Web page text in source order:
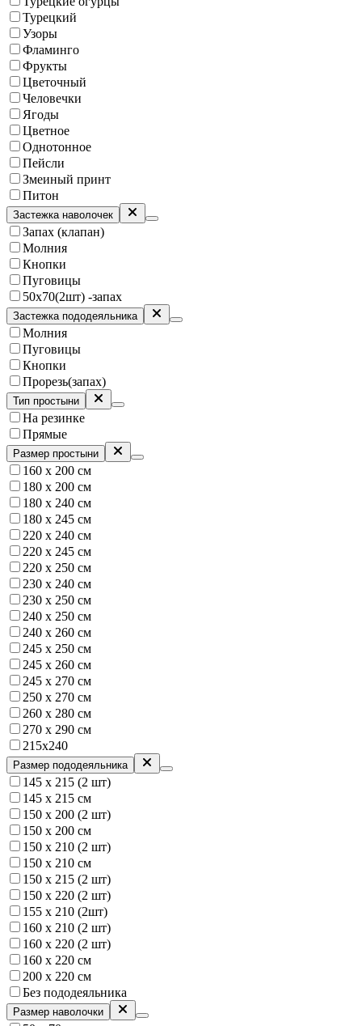
Турецкий
Узоры
Фламинго
Фрукты
Цветочный
Человечки
Ягоды
Цветное
Однотонное
Пейсли
Змеиный принт
Питон
Застежка наволочек
Запах (клапан)
Молния
Кнопки
Пуговицы
50х70(2шт) -запах
Застежка пододеяльника
Молния
Пуговицы
Кнопки
Прорезь(запах)
Тип простыни
На резинке
Прямые
Размер простыни
160 х 200 см
180 х 200 см
180 х 240 см
180 x 245 см
220 х 240 см
220 х 245 см
220 х 250 см
230 х 240 см
230 х 250 см
240 х 250 см
240 х 260 см
245 x 250 см
245 х 260 см
245 х 270 см
250 x 270 см
260 х 280 см
270 х 290 см
215х240
Размер пододеяльника
145 х 215 (2 шт)
145 х 215 см
150 x 200 (2 шт)
150 х 200 см
150 х 210 (2 шт)
150 х 210 см
150 х 215 (2 шт)
150 х 220 (2 шт)
155 х 210 (2шт)
160 x 210 (2 шт)
160 х 220 (2 шт)
160 х 220 см
200 х 220 см
Без пододеяльника
Размер наволочки